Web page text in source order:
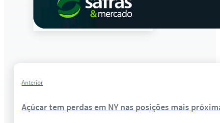
Anterior
Açúcar tem perdas em NY nas posições mais